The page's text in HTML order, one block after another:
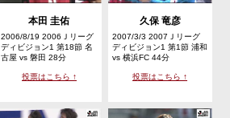
本田 圭佑
2006/8/19 2006Ｊリーグ
ディビジョン1 第18節 名
古屋 vs 磐田 28分
投票はこちら ↑
久保 竜彦
2007/3/3 2007Ｊリーグ
ディビジョン1 第1節 浦和
vs 横浜FC 44分
投票はこちら ↑